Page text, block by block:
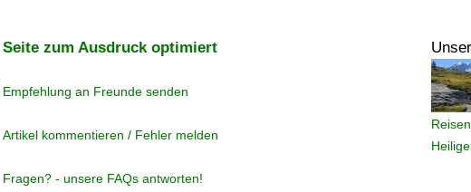
Seite zum Ausdruck optimiert Unser
Empfehlung an Freunde senden
Artikel kommentieren / Fehler melden
Fragen? - unsere FAQs antworten!